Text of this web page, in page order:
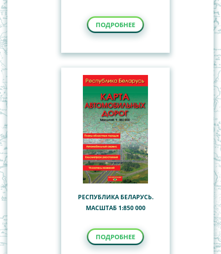
ПОДРОБНЕЕ
РЕСПУБЛИКА БЕЛАРУСЬ.
МАСШТАБ 1:850 000
ПОДРОБНЕЕ